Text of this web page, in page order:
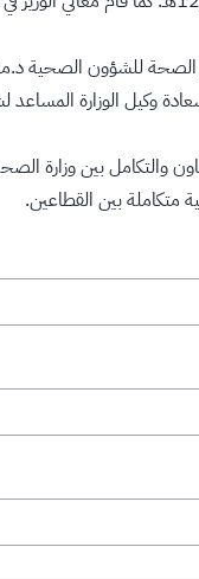
الصحة للشؤون الصحية
وكيل الوزارة
والتكامل بين
بين القطاعين.